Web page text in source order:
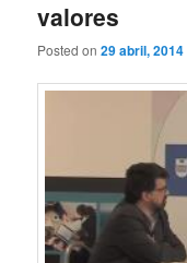
valores
Posted on29 abril, 2014